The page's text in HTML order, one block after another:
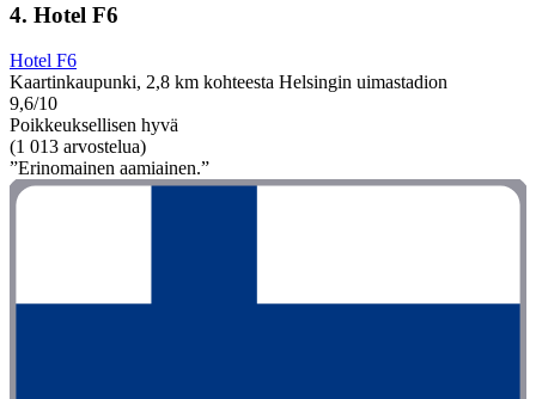
4. Hotel F6
Hotel F6
Kaartinkaupunki, 2,8 km kohteesta Helsingin uimastadion
9,6/10
Poikkeuksellisen hyvä
(1 013 arvostelua)
”Erinomainen aamiainen.”